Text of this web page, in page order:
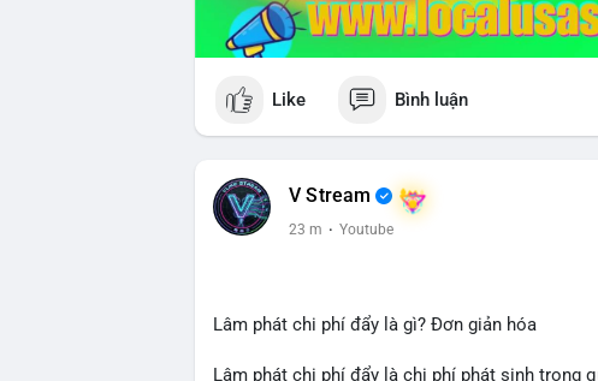
Like Bình luận
V Stream
23 m · Youtube
Lâm phát chi phí đẩy là gì? Đơn giản hóa
Lâm phát chi phí đẩy là chi phí phát sinh trong